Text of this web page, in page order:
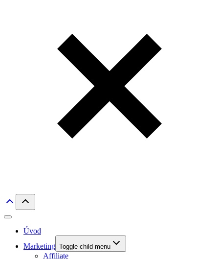
Úvod
Marketing Toggle child menu
Affiliate